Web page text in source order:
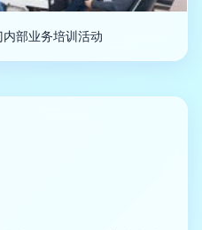
部业务培训活动